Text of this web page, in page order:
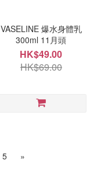
VASELINE 爆水身體乳
300ml 11月頭
HK$49.00
HK$69.00
5 »